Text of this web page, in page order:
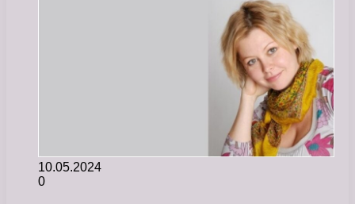
10.05.2024
0